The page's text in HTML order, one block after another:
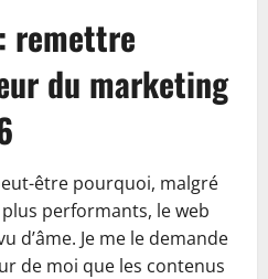
remettre
du marketing
être pourquoi, malgré
performants, le web
d’âme. Je me le demande
de moi que les contenus